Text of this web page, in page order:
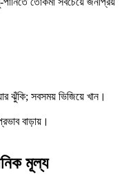
ঝুঁকি; সবসময় ভিজিয়ে খান।
বাড়ায়।
মূল্য